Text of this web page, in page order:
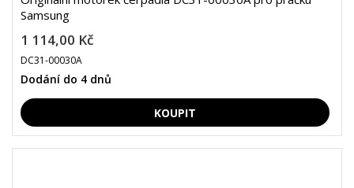
Samsung
1 114,00 Kč
DC31-00030A
Dodání do 4 dnů